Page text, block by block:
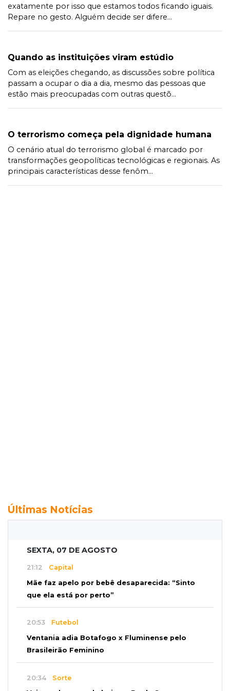
exatamente por isso que estamos todos ficando iguais.
Repare no gesto. Alguém decide ser difere...
Quando as instituições viram estúdio
Com as eleições chegando, as discussões sobre política
passam a ocupar o dia a dia, mesmo das pessoas que
estão mais preocupadas com outras questõ...
O terrorismo começa pela dignidade humana
O cenário atual do terrorismo global é marcado por
transformações geopolíticas tecnológicas e regionais. As
principais características desse fenôm...
Últimas Notícias
SEXTA, 07 DE AGOSTO
21:12 Capital
Mãe faz apelo por bebê desaparecida: “Sinto
que ela está por perto”
20:53 Futebol
Ventania adia Botafogo x Fluminense pelo
Brasileirão Feminino
20:34 Sorte